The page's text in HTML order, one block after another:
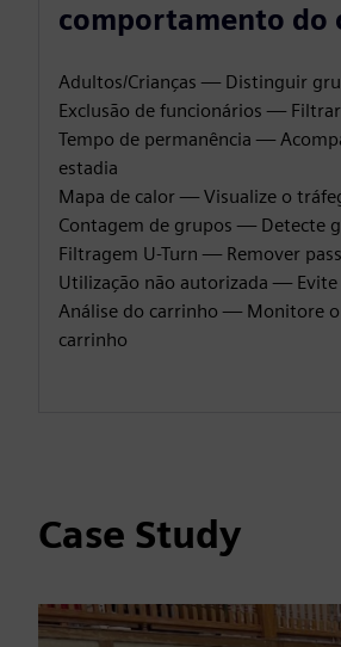
comportamento do
Adultos/Crianças — Distinguir
Exclusão de funcionários —
Tempo de permanência —
estadia
Mapa de calor — Visualize o
Contagem de grupos — Detecte
Filtragem U-Turn — Remover
Utilização não autorizada — Evite
Análise do carrinho — Monitore
carrinho
Case Study